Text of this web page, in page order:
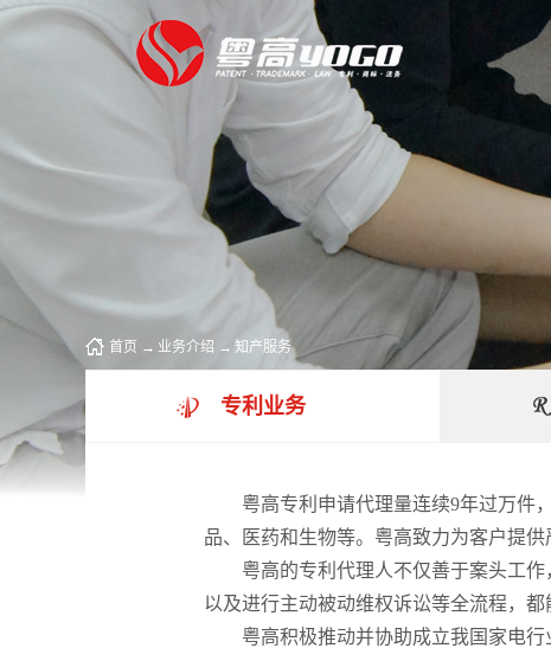
首页 → 业务介绍 → 知产服务
专利业务
粤高专利申请代理量连续9年过万件
品、医药和生物等。粤高致力为客户提
粤高的专利代理人不仅善于案头工
以及进行主动被动维权诉讼等全流程，都
粤高积极推动并协助成立我国家电